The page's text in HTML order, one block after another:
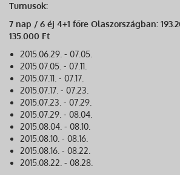
Turnusok:
7 nap / 6 éj 4+1 főre Olaszországban:
135.000 Ft
2015.06.29. - 07.05.
2015.07.05. - 07.11.
2015.07.11. - 07.17.
2015.07.17. - 07.23.
2015.07.23. - 07.29.
2015.07.29. - 08.04.
2015.08.04. - 08.10.
2015.08.10. - 08.16.
2015.08.16. - 08.22.
2015.08.22. - 08.28.